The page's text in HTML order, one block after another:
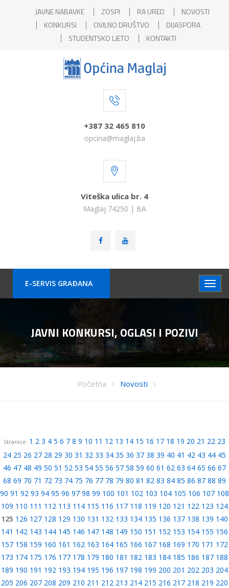
JAVNE NABAVKE ZOSPI RA URED
NOVOSTI
KONKURSI
CIVILNO DRUŠTVO
DIJASPORA
STUDENTSKO LJETO
KONTAKTI
+387 32 465 810
opcina@maglaj.ba
Viteška ulica br. 4
Maglaj 74250 | BA
E-SERVIS GRAÐANA
JAVNI KONKURSI, OGLASI I POZIVI
Početna Novosti
Stranice: 1 2 3 4 5 6 7 8 9 10 11 12 13 14 15 16 17 18 19 20 21 22 23
24 25 26 27 28 29 30 31 32 33 34 35 36 37 38 39 40 41 42 43 44 45
46 47 48 49 50 51 52 53 54 55 56 57 58 59 60 61 62 63 64 65 66 67
68 69 70 71 72 73 74 75 76 77 78 79 80 81 82 83 84 85 86 87 88 89
90 91 92 93 94 95 96 97 98 99 100 101 102 103 104 105 106 107 108
109 110 111 112 113 114 115 116 117 118 119 120 121 122 123 124
125 126 127 128 129 130 131 132 133 134 135 136 137 138 139 140
141 142 143 144 145 146 147 148 149 150 151 152 153 154 155 156
157 158 159 160 161 162 163 164 165 166 167 168 169 170 171 172
173 174 175 176 177 178 179 180 181 182 183 184 185 186 187 188
189 190 191 192 193 194 195 196 197 198 199 200 201 202 203 204
205 206 207 208 209 210 211 212 213 214 215 216 217 218 219 220